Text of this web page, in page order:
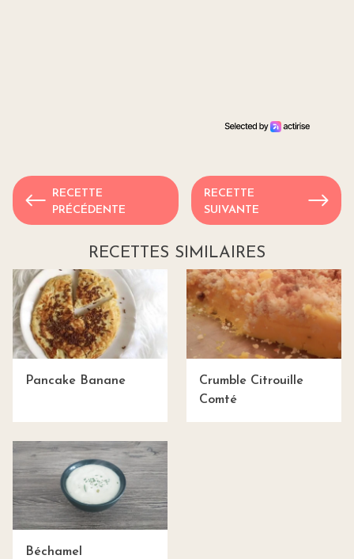
RECETTE
PRÉCÉDENTE
RECETTE
SUIVANTE
RECETTES SIMILAIRES
Pancake Banane
Crumble Citrouille
Comté
Béchamel